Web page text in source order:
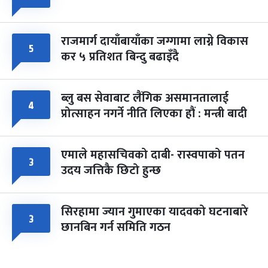
५ राजमार्ग दायाँबायाँका जग्गामा लाग्ने विकास
कर ५ प्रतिशत बिन्दु बढाइँदै
४ ब्लु बस सेवाबाट लैंगिक असमानतालाई
प्रोत्साहन नगर्ने नीति लिएका हौं : मन्त्री बादी
३ एमाले महासचिवको दाबी- रास्वपाको पतन
उदय जत्तिकै छिटो हुन्छ
३ सिरहामा ज्यान गुमाएका यादवको घटनाबारे
छानबिन गर्न समिति गठन